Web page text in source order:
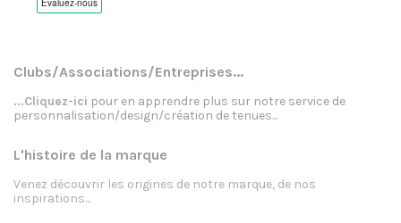
Clubs/Associations/Entreprises...
...Cliquez-ici pour en apprendre plus sur notre service de
personnalisation/design/création de tenues...
L'histoire de la marque
Venez découvrir les origines de notre marque, de nos
inspirations...